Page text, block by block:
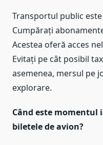
Transportul public
Cumpărați
Acestea oferă acces
Evitați pe cât posibil
asemenea, mersul pe
explorare.
Când este momentul
biletele de avion?